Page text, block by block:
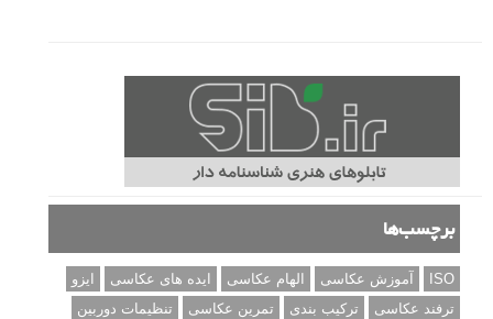
برچسب‌ها
ISO آموزش عکاسی الهام عکاسی ایده های عکاسی
ایزو
ترفند عکاسی
ترکیب بندی تمرین عکاسی
تنظیمات دوربین